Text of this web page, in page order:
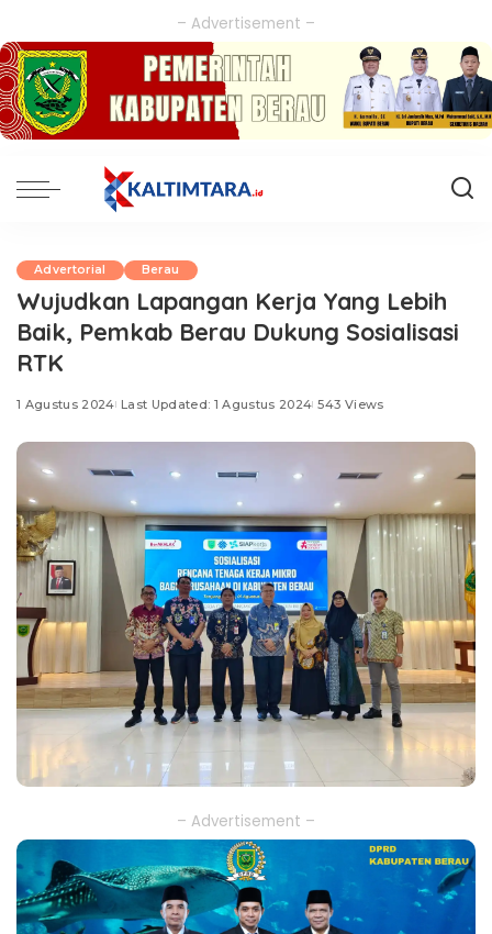
– Advertisement –
Advertorial Berau
Wujudkan Lapangan Kerja Yang Lebih
Baik, Pemkab Berau Dukung Sosialisasi
RTK
1 Agustus 2024 Last Updated: 1 Agustus 2024 543 Views
– Advertisement –